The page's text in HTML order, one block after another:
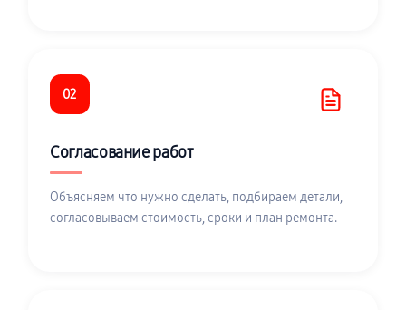
02
Согласование работ
Объясняем что нужно сделать, подбираем детали,
согласовываем стоимость, сроки и план ремонта.